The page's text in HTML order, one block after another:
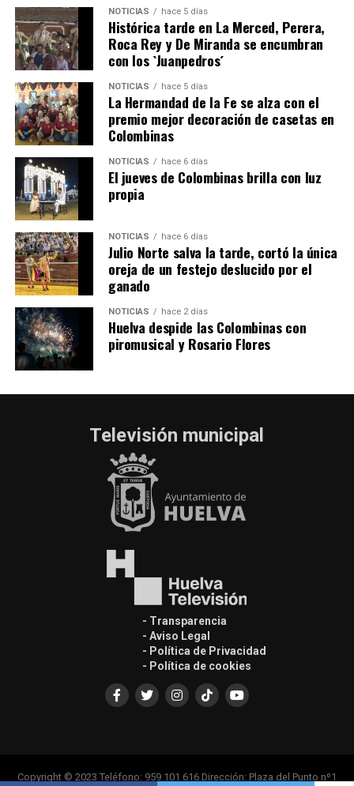
SEXTA CORRIDA DE LAS FIESTAS COLOMBINAS
2026
hace 2 días· Huelvatv
NOTICIAS hace 5 días
Histórica tarde en La Merced, Perera,
Roca Rey y De Miranda se encumbran
con los `Juanpedros´
NOTICIAS hace 5 días
La Hermandad de la Fe se alza con el
premio mejor decoración de casetas en
Colombinas
NOTICIAS hace 6 días
El jueves de Colombinas brilla con luz
propia
NOTICIAS hace 6 días
Julio Norte salva la tarde, cortó la única
oreja de un festejo deslucido por el
ganado
NOTICIAS hace 2 días
Huelva despide las Colombinas con
piromusical y Rosario Flores
Televisión municipal
- Transparencia
- Aviso Legal
- Política de Privacidad
- Política de cookies
Copyright © 2023 Teléfono: 959 101 616 Dirección: Plaza del Punto nº1